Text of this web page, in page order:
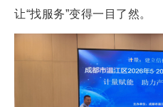
让“找服务”变得一目了然。